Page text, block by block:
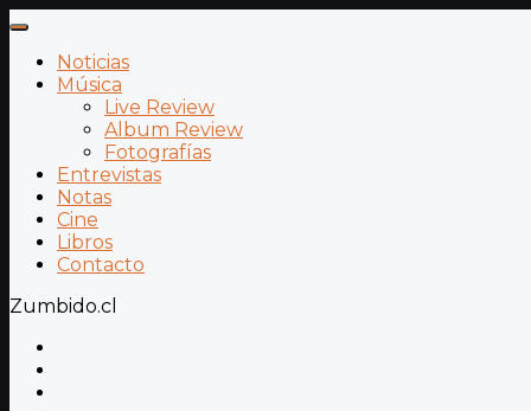
Noticias
Música
Live Review
Album Review
Fotografías
Entrevistas
Notas
Cine
Libros
Contacto
Zumbido.cl